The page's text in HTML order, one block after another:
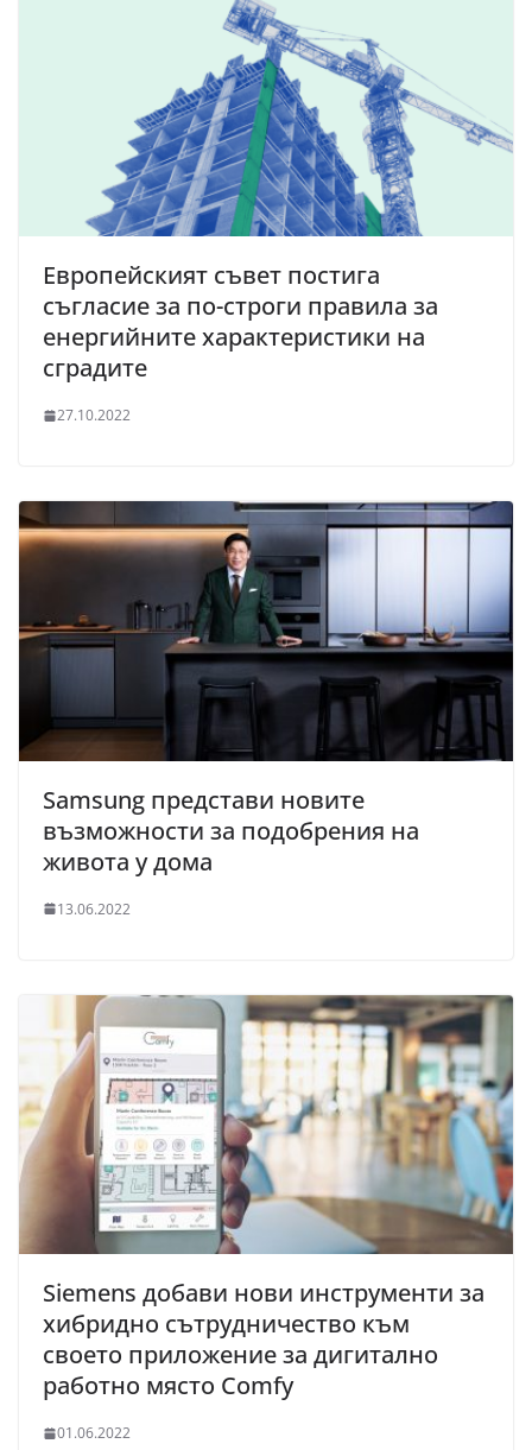
Европейският съвет постига
съгласие за по-строги правила за
енергийните характеристики на
сградите
27.10.2022
Samsung представи новите
възможности за подобрения на
живота у дома
13.06.2022
Siemens добави нови инструменти за
хибридно сътрудничество към
своето приложение за дигитално
работно място Comfy
01.06.2022